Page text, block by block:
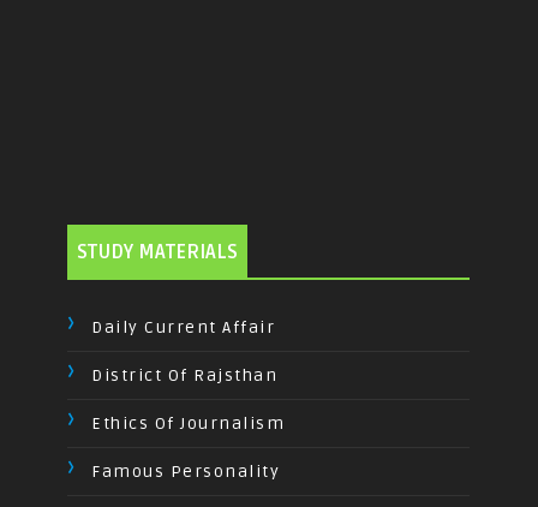
STUDY MATERIALS
Daily Current Affair
District Of Rajsthan
Ethics Of Journalism
Famous Personality